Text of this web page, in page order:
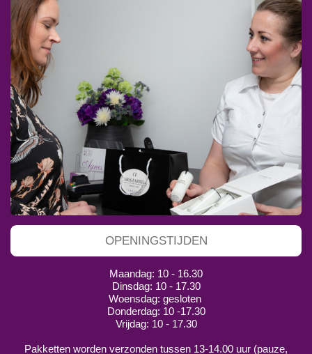
OPENINGSTIJDEN
Maandag: 10 - 16.30
Dinsdag: 10 - 17.30
Woensdag: gesloten
Donderdag: 10 -17.30
Vrijdag: 10 - 17.30
Pakketten worden verzonden tussen 13-14.00 uur (pauze,